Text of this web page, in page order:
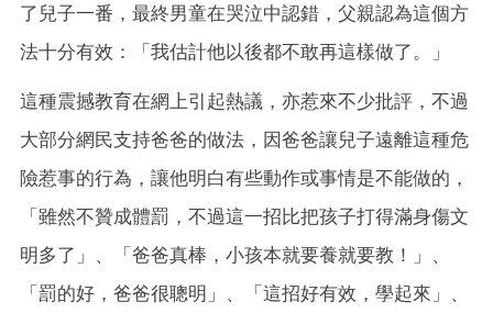
了兒子一番，最終男童在哭泣中認錯，父親認為這個方
法十分有效：「我估計他以後都不敢再這樣做了。」
這種震撼教育在網上引起熱議，亦惹來不少批評，不過
大部分網民支持爸爸的做法，因爸爸讓兒子遠離這種危
險惹事的行為，讓他明白有些動作或事情是不能做的，
「雖然不贊成體罰，不過這一招比把孩子打得滿身傷文
明多了」、「爸爸真棒，小孩本就要養就要教！」、
「罰的好，爸爸很聰明」、「這招好有效，學起來」、